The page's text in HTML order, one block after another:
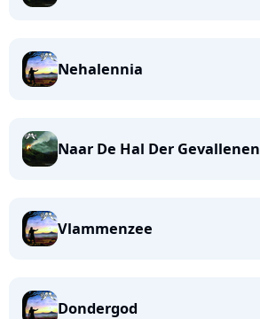
Nehalennia
Naar De Hal Der Gevallenen
Vlammenzee
Dondergod